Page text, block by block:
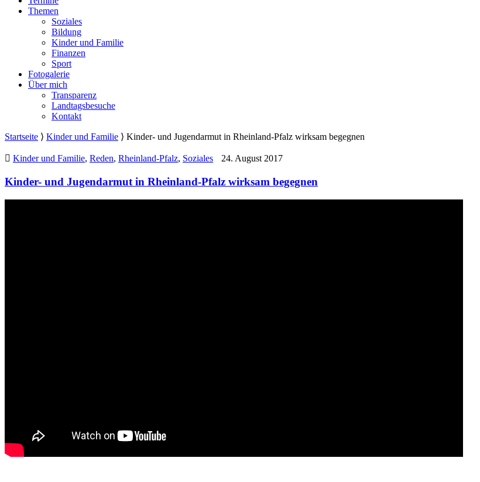
Themen
Soziales
Bildung
Kinder und Familie
Finanzen
Sport
Fotogalerie
Über mich
Transparenz
Landtagsbesuche
Kontakt
Startseite ⟩ Kinder und Familie ⟩ Kinder- und Jugendarmut in Rheinland-Pfalz wirksam begegnen
Kinder und Familie, Reden, Rheinland-Pfalz, Soziales 24. August 2017
Kinder- und Jugendarmut in Rheinland-Pfalz wirksam begegnen